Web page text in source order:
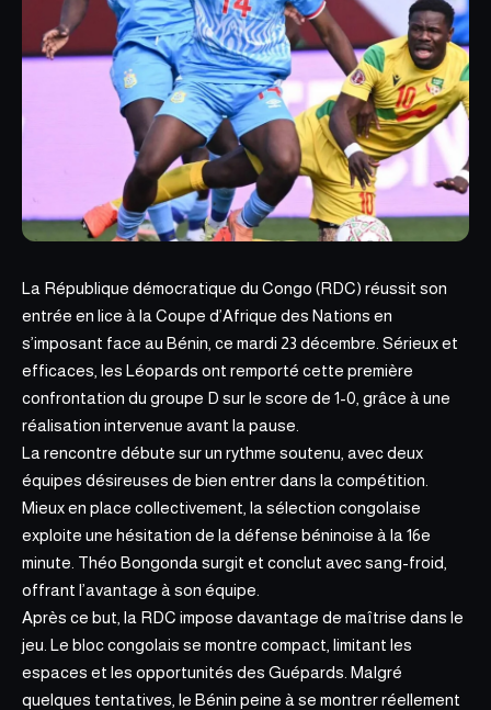
La République démocratique du Congo (RDC) réussit son
entrée en lice à la Coupe d’Afrique des Nations en
s’imposant face au Bénin, ce mardi 23 décembre. Sérieux et
efficaces, les Léopards ont remporté cette première
confrontation du groupe D sur le score de 1-0, grâce à une
réalisation intervenue avant la pause.
La rencontre débute sur un rythme soutenu, avec deux
équipes désireuses de bien entrer dans la compétition.
Mieux en place collectivement, la sélection congolaise
exploite une hésitation de la défense béninoise à la 16e
minute. Théo Bongonda surgit et conclut avec sang-froid,
offrant l’avantage à son équipe
Après ce but, la RDC impose davantage de maîtrise dans le
jeu. Le bloc congolais se montre compact, limitant les
espaces et les opportunités des Guépards. Malgré
quelques tentatives, le Bénin peine à se montrer réellement